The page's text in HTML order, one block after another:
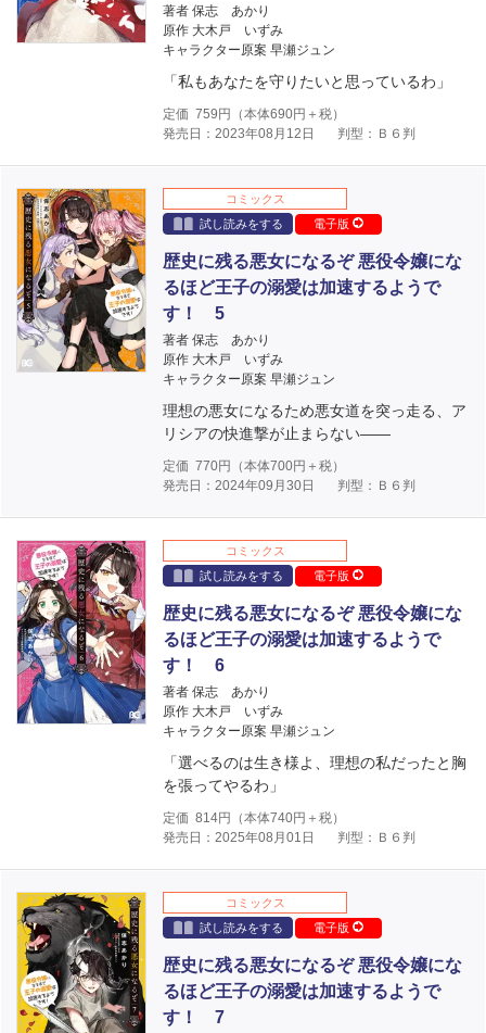
著者 保志 あかり
原作 大木戸 いずみ
キャラクター原案 早瀬ジュン
「私もあなたを守りたいと思っているわ」
定価 759 円（本体690円＋税）
発売日：2023年08月12日
判型：Ｂ６判
コミックス
試し読みをする
電子版
歴史に残る悪女になるぞ 悪役令嬢にな
るほど王子の溺愛は加速するようで
す！ 5
著者 保志 あかり
原作 大木戸 いずみ
キャラクター原案 早瀬ジュン
理想の悪女になるため悪女道を突っ走る、ア
リシアの快進撃が止まらない――
定価 770円（本体700円＋税）
発売日：2024年09月30日
判型：Ｂ６判
コミックス
試し読みをする
電子版
歴史に残る悪女になるぞ 悪役令嬢にな
るほど王子の溺愛は加速するようで
す！ 6
著者 保志 あかり
原作 大木戸 いずみ
キャラクター原案 早瀬ジュン
「選べるのは生き様よ、理想の私だったと胸
を張ってやるわ」
定価 814円（本体740円＋税）
発売日：2025年08月01日
判型：Ｂ６判
コミックス
試し読みをする
電子版
歴史に残る悪女になるぞ 悪役令嬢にな
るほど王子の溺愛は加速するようで
す！ 7